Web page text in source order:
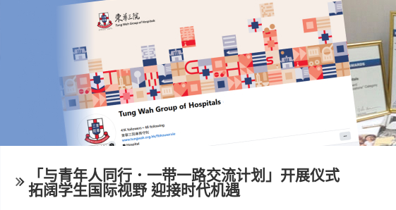
「与青年人同行．一带一路交流计划」开展仪式
拓阔学生国际视野 迎接时代机遇